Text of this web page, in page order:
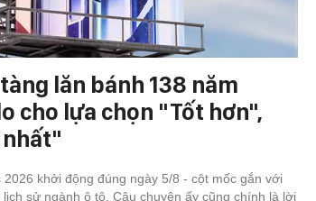
lăn bánh 138 năm
cho lựa chọn "Tốt hơn",
2026 khởi động đúng ngày 5/8 - cột mốc gắn với
sử ngành ô tô. Câu chuyện ấy cũng chính là lời